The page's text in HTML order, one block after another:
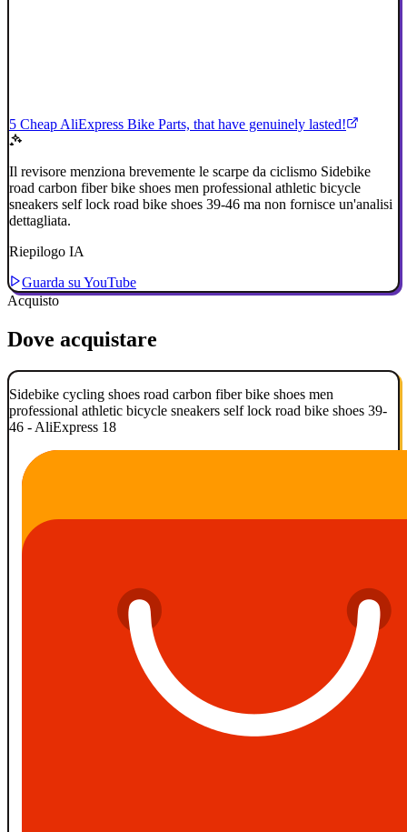
5 Cheap AliExpress Bike Parts, that have genuinely lasted!
Il revisore menziona brevemente le scarpe da ciclismo Sidebike
road carbon fiber bike shoes men professional athletic bicycle
sneakers self lock road bike shoes 39-46 ma non fornisce un'analisi
dettagliata.
Riepilogo IA
Guarda su YouTube
Acquisto
Dove acquistare
Sidebike cycling shoes road carbon fiber bike shoes men
professional athletic bicycle sneakers self lock road bike shoes 39-
46 - AliExpress 18